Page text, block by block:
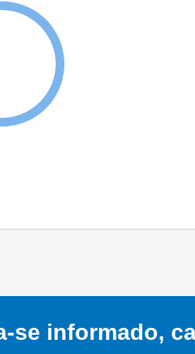
se informado,